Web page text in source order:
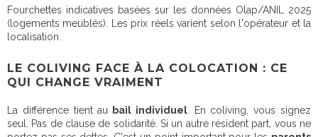
Fourchettes indicatives basées sur les données Olap/ANIL 2025
(logements meublés). Les prix réels varient selon l'opérateur et la
localisation.
LE COLIVING FACE À LA COLOCATION : CE
QUI CHANGE VRAIMENT
La différence tient au bail individuel. En coliving, vous signez
seul. Pas de clause de solidarité. Si un autre résident part, vous ne